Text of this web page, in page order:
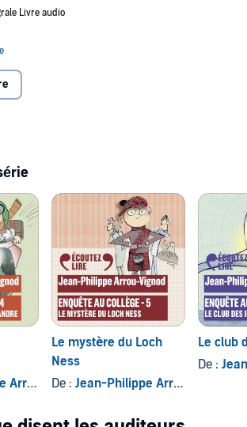
Le mystère du Loch
Ness
De : Jean-Philippe Arrou-Vignod
Le club
De : Jean-